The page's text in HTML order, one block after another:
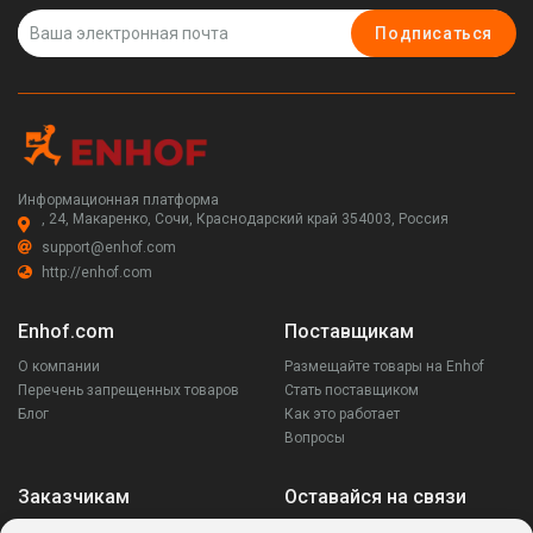
Подписаться
Информационная платформа
, 24, Макаренко, Сочи, Краснодарский край 354003, Россия
support@enhof.com
http://enhof.com
Enhof.com
О компании
Перечень запрещенных товаров
Блог
Поставщикам
Размещайте товары на Enhof
Стать поставщиком
Как это работает
Вопросы
Заказчикам Оставайся на связи